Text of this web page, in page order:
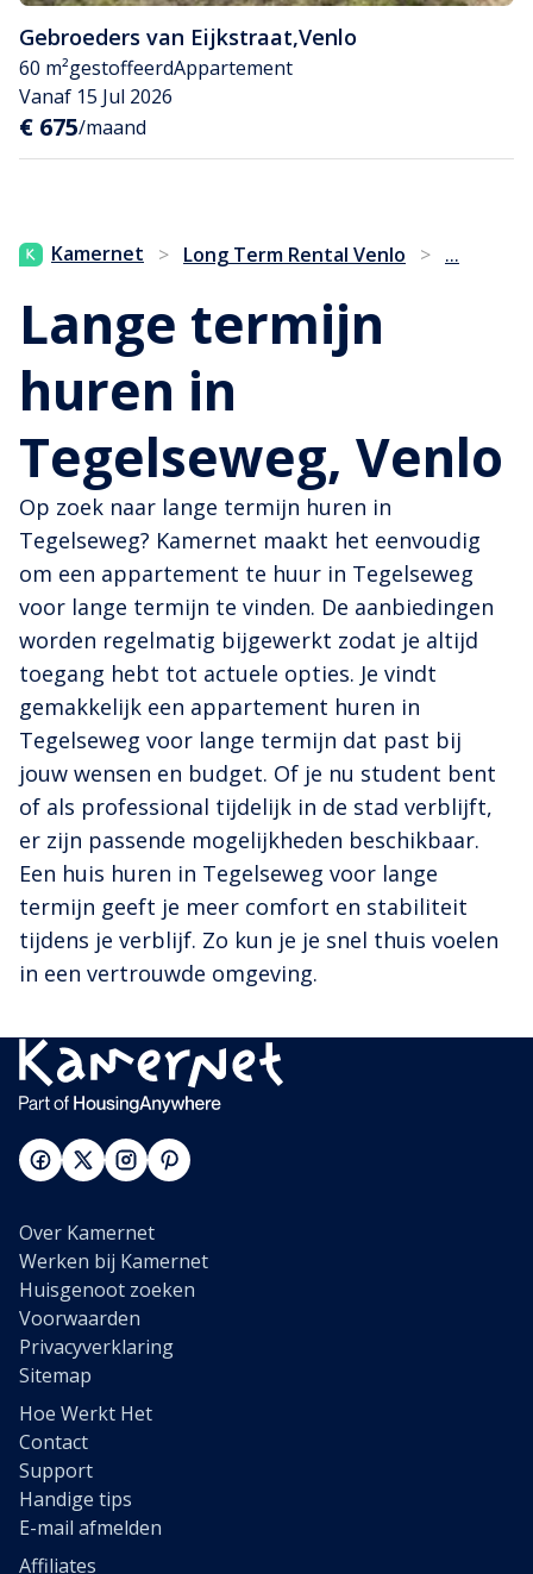
Gebroeders van Eijkstraat,Venlo
60 m²gestoffeerdAppartement
Vanaf 15 Jul 2026
€ 675/maand
Kamernet > Long Term Rental Venlo > ...
Lange termijn
huren in
Tegelseweg, Venlo
Op zoek naar lange termijn huren in
Tegelseweg? Kamernet maakt het eenvoudig
om een appartement te huur in Tegelseweg
voor lange termijn te vinden. De aanbiedingen
worden regelmatig bijgewerkt zodat je altijd
toegang hebt tot actuele opties. Je vindt
gemakkelijk een appartement huren in
Tegelseweg voor lange termijn dat past bij
jouw wensen en budget. Of je nu student bent
of als professional tijdelijk in de stad verblijft,
er zijn passende mogelijkheden beschikbaar.
Een huis huren in Tegelseweg voor lange
termijn geeft je meer comfort en stabiliteit
tijdens je verblijf. Zo kun je je snel thuis voelen
in een vertrouwde omgeving.
Over Kamernet
Werken bij Kamernet
Huisgenoot zoeken
Voorwaarden
Privacyverklaring
Sitemap
Hoe Werkt Het
Contact
Support
Handige tips
E-mail afmelden
Affiliates